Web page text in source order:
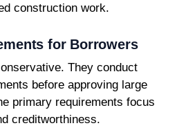
construction work.
for Borrowers
They conduct
before approving large
primary requirements focus
creditworthiness.